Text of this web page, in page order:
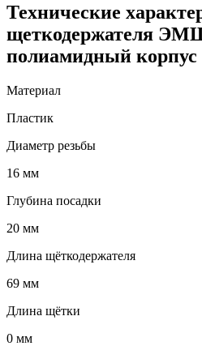
Технические
щеткодержателя
полиамидный корпус
Материал
Пластик
Диаметр резьбы
16 мм
Глубина посадки
20 мм
Длина щёткодержателя
69 мм
Длина щётки
0 мм